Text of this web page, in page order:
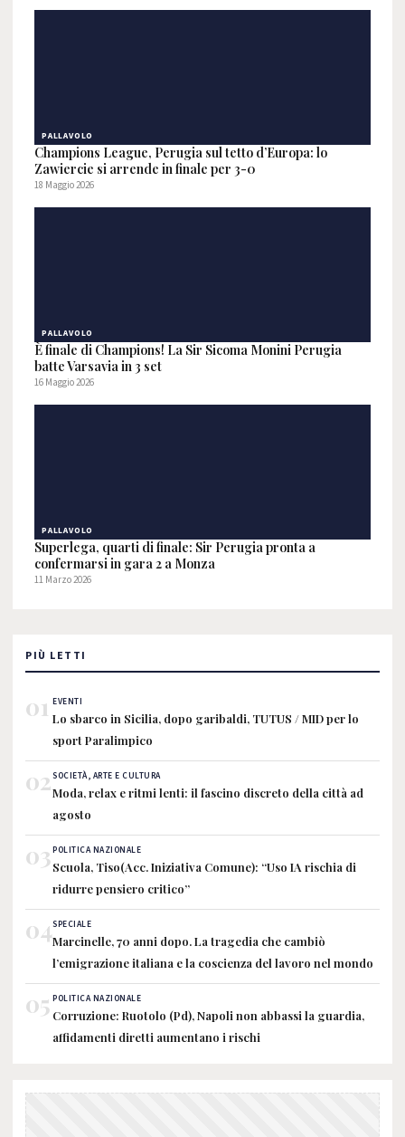
PALLAVOLO
Champions League, Perugia sul tetto d’Europa: lo
Zawiercie si arrende in finale per 3-0
18 Maggio 2026
PALLAVOLO
È finale di Champions! La Sir Sicoma Monini Perugia
batte Varsavia in 3 set
16 Maggio 2026
PALLAVOLO
Superlega, quarti di finale: Sir Perugia pronta a
confermarsi in gara 2 a Monza
11 Marzo 2026
PIÙ LETTI
01 EVENTI
Lo sbarco in Sicilia, dopo garibaldi, TUTUS / MID per lo
sport Paralimpico
02SOCIETÀ, ARTE E CULTURA
Moda, relax e ritmi lenti: il fascino discreto della città ad
agosto
03POLITICA NAZIONALE
Scuola, Tiso(Acc. Iniziativa Comune): “Uso IA rischia di
ridurre pensiero critico”
04SPECIALE
Marcinelle, 70 anni dopo. La tragedia che cambiò
l’emigrazione italiana e la coscienza del lavoro nel mondo
05 POLITICA NAZIONALE
Corruzione: Ruotolo (Pd), Napoli non abbassi la guardia,
affidamenti diretti aumentano i rischi